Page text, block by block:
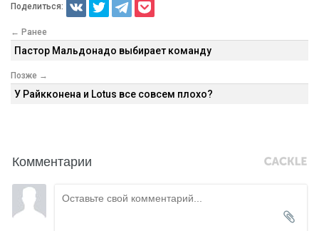
Поделиться:
← Ранее
Пастор Мальдонадо выбирает команду
Позже →
У Райкконена и Lotus все совсем плохо?
Комментарии